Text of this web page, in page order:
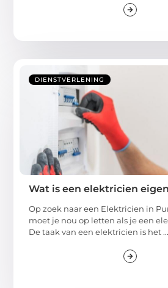
DIENSTVERLENING
Wat is een elektricien
Op zoek naar een Elektricien in
moet je nou op letten als je een
De taak van een elektricien is het ...